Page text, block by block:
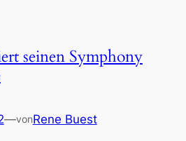
seinen Symphony
—vonRene Buest